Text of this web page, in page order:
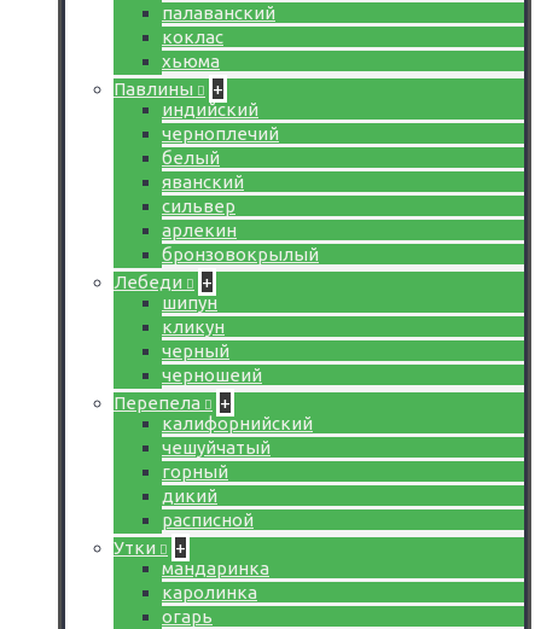
палаванский
коклас
хьюма
Павлины
+
индийский
черноплечий
белый
яванский
сильвер
арлекин
бронзовокрылый
Лебеди
+
шипун
кликун
черный
черношеий
Перепела
+
калифорнийский
чешуйчатый
горный
дикий
расписной
Утки
+
мандаринка
каролинка
огарь